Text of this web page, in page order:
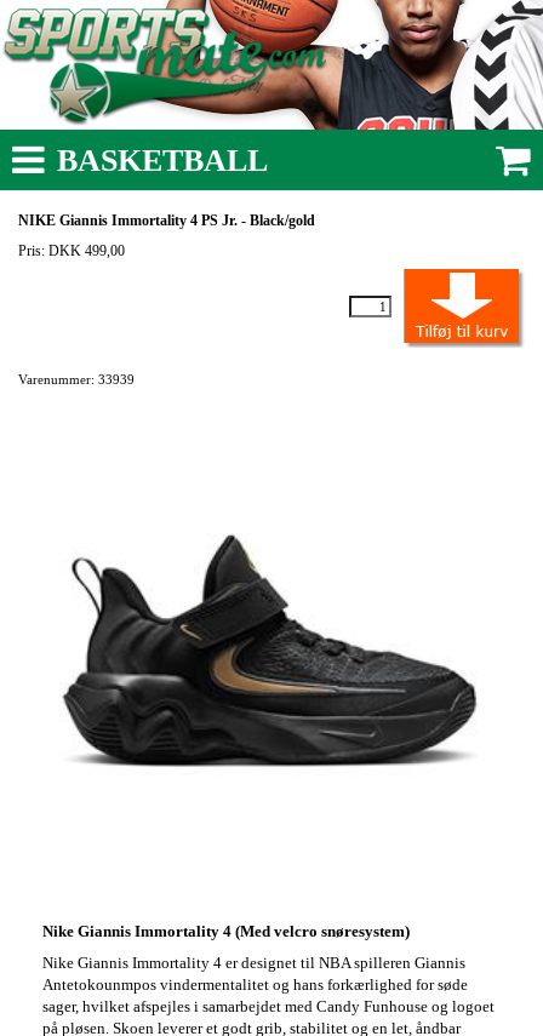
BASKETBALL
NIKE Giannis Immortality 4 PS Jr. - Black/gold
Pris: DKK 499,00
Varenummer: 33939
Nike Giannis Immortality 4 (Med velcro snøresystem)
Nike Giannis Immortality 4 er designet til NBA spilleren Giannis
Antetokounmpos vindermentalitet og hans forkærlighed for søde
sager, hvilket afspejles i samarbejdet med Candy Funhouse og logoet
på pløsen. Skoen leverer et godt grib, stabilitet og en let, åndbar